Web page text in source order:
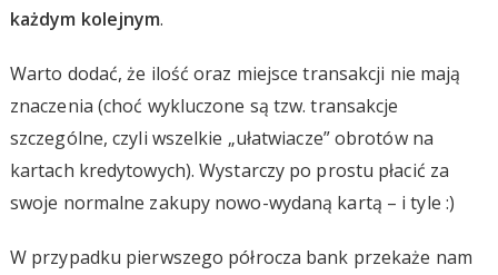
każdym kolejnym.
Warto dodać, że ilość oraz miejsce transakcji nie mają
znaczenia (choć wykluczone są tzw. transakcje
szczególne, czyli wszelkie „ułatwiacze” obrotów na
kartach kredytowych). Wystarczy po prostu płacić za
swoje normalne zakupy nowo-wydaną kartą – i tyle :)
W przypadku pierwszego półrocza bank przekaże nam